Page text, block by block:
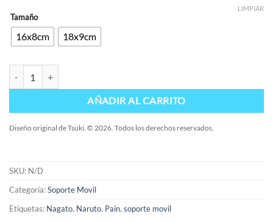
Tamaño
16x8cm 18x9cm
LIMPIAR
AÑADIR AL CARRITO
Diseño original de Tsuki. © 2026. Todos los derechos reservados.
SKU: N/D
Categoría:Soporte Movil
Etiquetas: Nagato, Naruto, Pain, soporte movil